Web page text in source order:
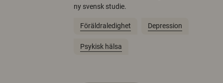
ny svensk studie.
Föräldraledighet Depression
Psykisk hälsa